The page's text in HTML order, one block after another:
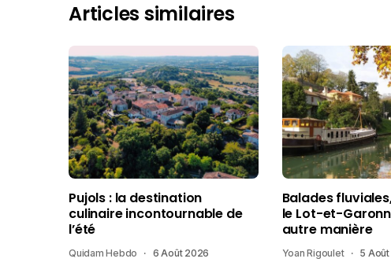
Articles similaires
Pujols : la destination
culinaire incontournable de
l’été
Quidam Hebdo 6 Août 2026
Balades
le Lot-et-
autre manière
Yoan Rigoulet 5